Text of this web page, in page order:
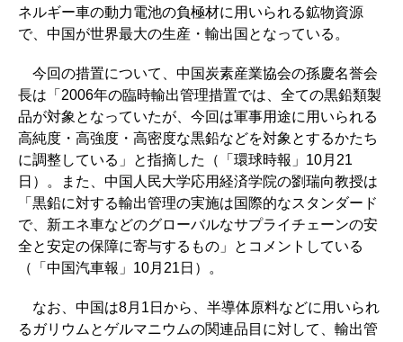
ネルギー車の動力電池の負極材に用いられる鉱物資源
で、中国が世界最大の生産・輸出国となっている。
今回の措置について、中国炭素産業協会の孫慶名誉会
長は「2006年の臨時輸出管理措置では、全ての黒鉛類製
品が対象となっていたが、今回は軍事用途に用いられる
高純度・高強度・高密度な黒鉛などを対象とするかたち
に調整している」と指摘した（「環球時報」10月21
日）。また、中国人民大学応用経済学院の劉瑞向教授は
「黒鉛に対する輸出管理の実施は国際的なスタンダード
で、新エネ車などのグローバルなサプライチェーンの安
全と安定の保障に寄与するもの」とコメントしている
（「中国汽車報」10月21日）。
なお、中国は8月1日から、半導体原料などに用いられ
るガリウムとゲルマニウムの関連品目に対して、輸出管